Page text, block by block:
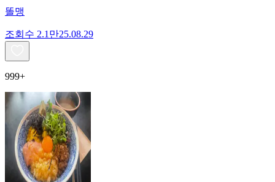
똘맹
조회수 2.1만25.08.29
999+